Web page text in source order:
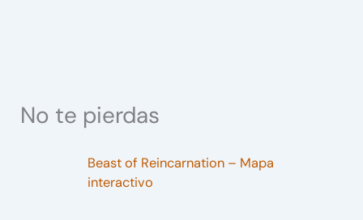
No te pierdas
Beast of Reincarnation – Mapa
interactivo